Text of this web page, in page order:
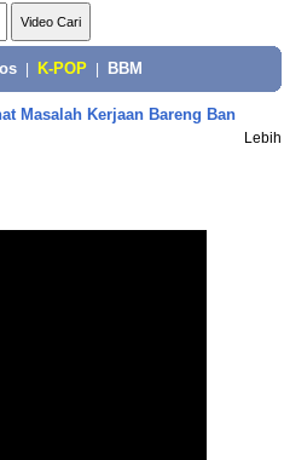
K-POP BBM
Masalah Kerjaan Bareng Ban
Lebih